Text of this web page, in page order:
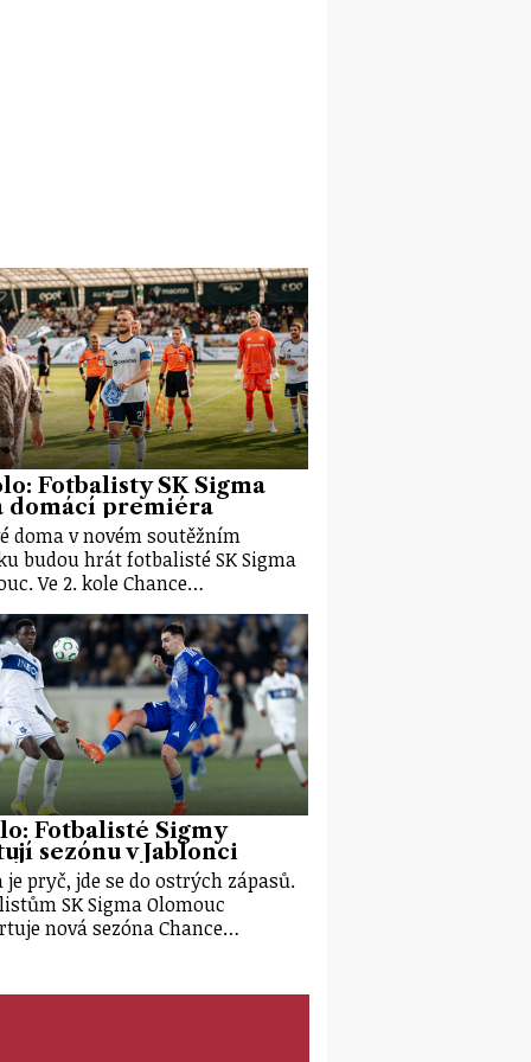
Fotbalisty SK Sigma
domácí premiéra
doma v novém soutěžním
budou hrát fotbalisté SK Sigma
Ve 2. kole Chance…
Fotbalisté Sigmy
sezónu v Jablonci
je pryč, jde se do ostrých zápasů.
SK Sigma Olomouc
nová sezóna Chance…